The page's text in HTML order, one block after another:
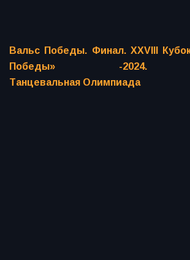
Вальс Победы. Финал. XXVIII
Победы» -2024.
Танцевальная Олимпиада